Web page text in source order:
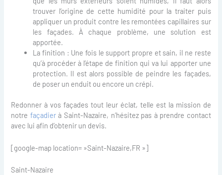
trouver l’origine de cette humidité pour la traiter puis
appliquer un produit contre les remontées capillaires sur
les façades. À chaque problème, une solution est
apportée.
La finition : Une fois le support propre et sain, il ne reste
qu’à procéder à l’étape de finition qui va lui apporter une
protection. Il est alors possible de peindre les façades,
de poser un enduit ou encore un crépi.
Redonner à vos façades tout leur éclat, telle est la mission de
notre façadierà Saint-Nazaire, n’hésitez pas à prendre contact
avec lui afin d’obtenir un devis.
[google-map location= »Saint-Nazaire,FR »]
Saint-Nazaire